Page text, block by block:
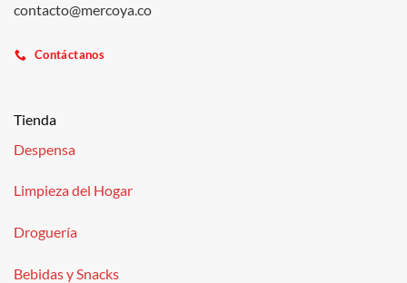
contacto@mercoya.co
Contáctanos
Tienda
Despensa
Limpieza del Hogar
Droguería
Bebidas y Snacks